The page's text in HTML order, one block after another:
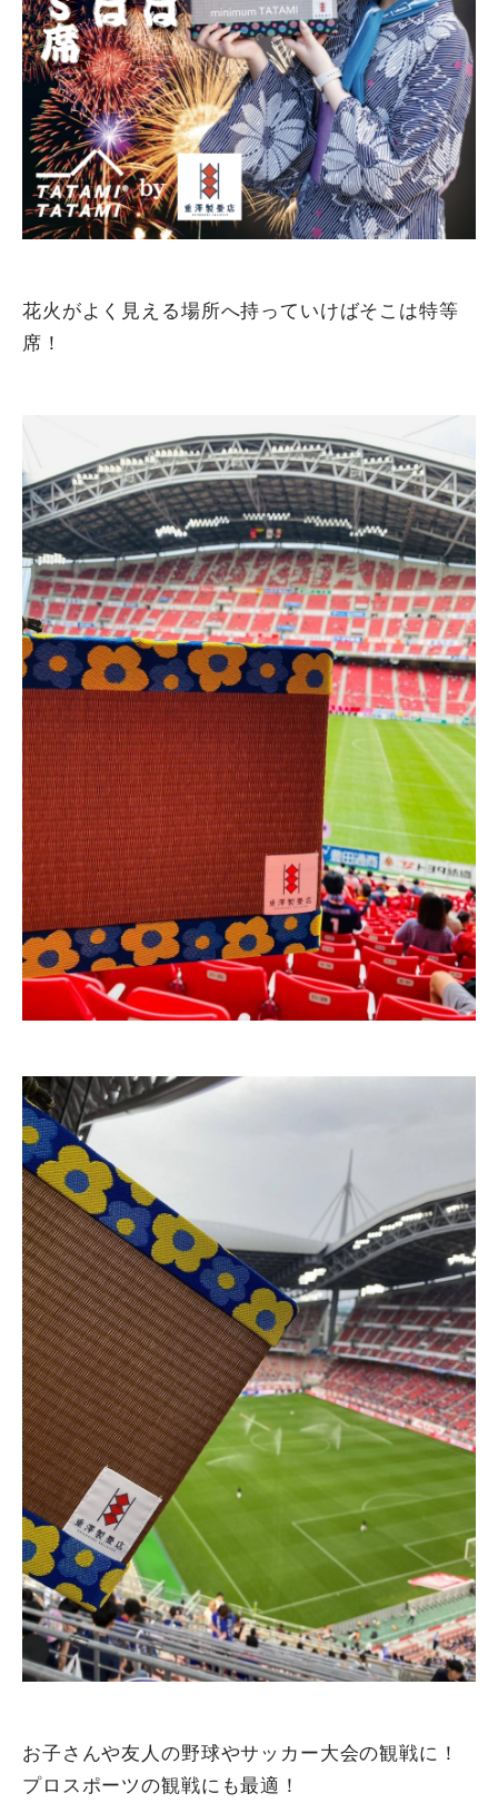
花火がよく見える場所へ持っていけばそこは特等
席！
お子さんや友人の野球やサッカー大会の観戦に！
プロスポーツの観戦にも最適！